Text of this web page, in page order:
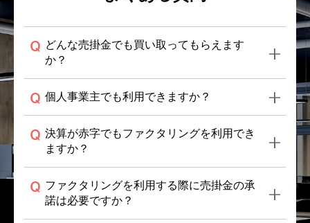
どんな売掛金でも買い取ってもらえます
か？
個人事業主でも利用できますか？
決算が赤字でもファクタリングを利用でき
ますか？
ファクタリングを利用する際に売掛金の承
諾は必要ですか？